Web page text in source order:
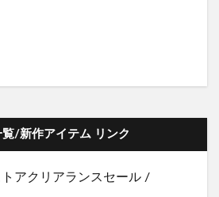
/新作アイテム リンク
アクリアランスセール /